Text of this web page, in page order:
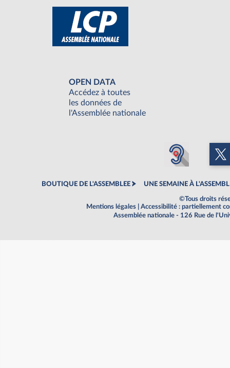
OPEN DATA
Accédez à toutes
les données de
l'Assemblée nationale
BOUTIQUE DE L'ASSEMBLEE UNE SEMAINE À
©Tous droits
Mentions légales
Accessibilité : partiellement
Assemblée nationale - 126 Rue de